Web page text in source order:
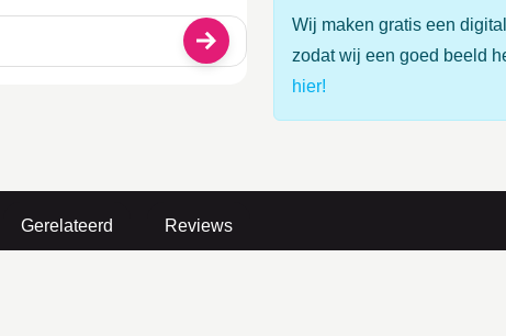
Wij maken gratis een
zodat wij een goed beeld
hier!
Gerelateerd Reviews